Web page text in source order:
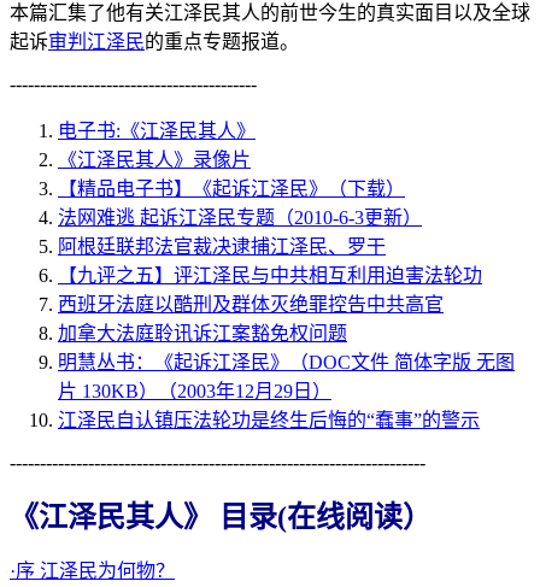
本篇汇集了他有关江泽民其人的前世今生的真实面目以及全球
起诉审判江泽民的重点专题报道。
-----------------------------------------
电子书:《江泽民其人》
《江泽民其人》录像片
【精品电子书】《起诉江泽民》（下载）
法网难逃 起诉江泽民专题（2010-6-3更新）
阿根廷联邦法官裁决逮捕江泽民、罗干
【九评之五】评江泽民与中共相互利用迫害法轮功
西班牙法庭以酷刑及群体灭绝罪控告中共高官
加拿大法庭聆讯诉江案豁免权问题
明慧丛书：《起诉江泽民》（DOC文件 简体字版 无图
片 130KB）（2003年12月29日）
江泽民自认镇压法轮功是终生后悔的“蠢事”的警示
---------------------------------------------------------------------
《江泽民其人》 目录(在线阅读）
·序 江泽民为何物？